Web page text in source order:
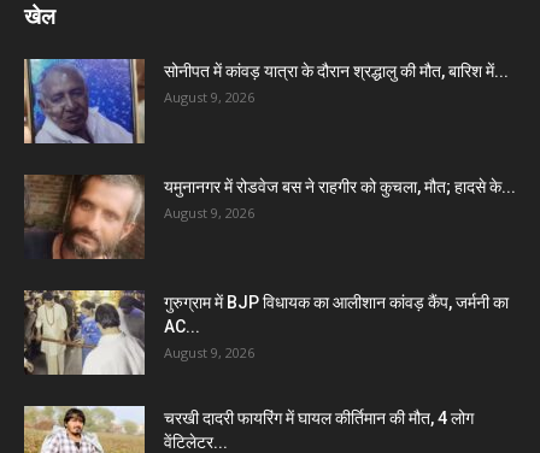
खेल
सोनीपत में कांवड़ यात्रा के दौरान श्रद्धालु की मौत, बारिश में...
August 9, 2026
यमुनानगर में रोडवेज बस ने राहगीर को कुचला, मौत; हादसे के...
August 9, 2026
गुरुग्राम में BJP विधायक का आलीशान कांवड़ कैंप, जर्मनी का
AC...
August 9, 2026
चरखी दादरी फायरिंग में घायल कीर्तिमान की मौत, 4 लोग
वेंटिलेटर...